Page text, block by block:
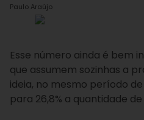
Paulo Araújo
Esse número ainda é bem
que assumem sozinhas a
ideia, no mesmo período de
para 26,8% a quantidade